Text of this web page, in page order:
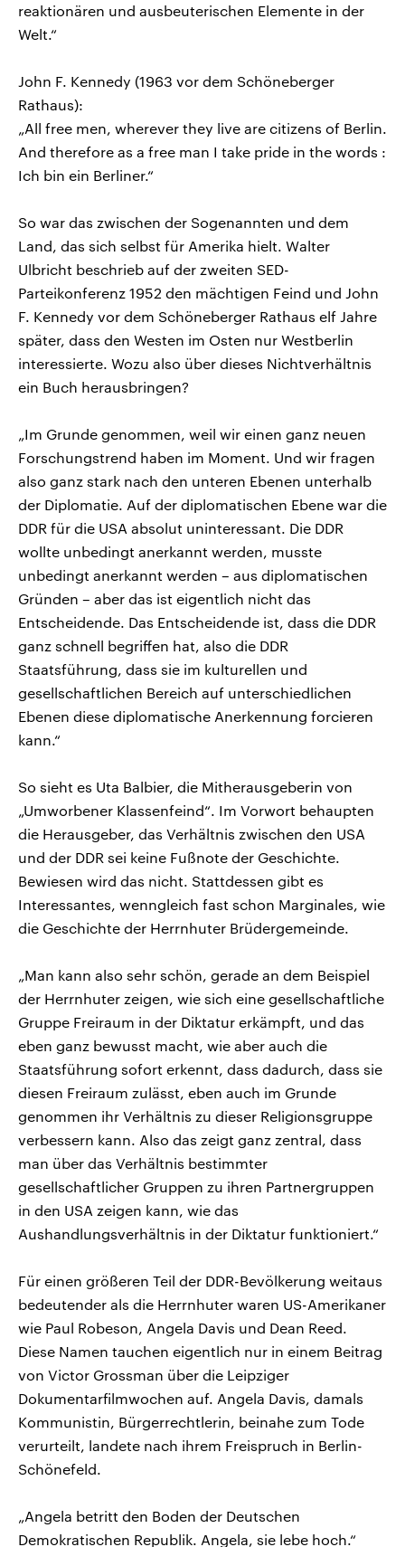
reaktionären und ausbeuterischen Elemente in der
Welt.“
John F. Kennedy (1963 vor dem Schöneberger
Rathaus):
„All free men, wherever they live are citizens of Berlin.
And therefore as a free man I take pride in the words :
Ich bin ein Berliner.“
So war das zwischen der Sogenannten und dem
Land, das sich selbst für Amerika hielt. Walter
Ulbricht beschrieb auf der zweiten SED-
Parteikonferenz 1952 den mächtigen Feind und John
F. Kennedy vor dem Schöneberger Rathaus elf Jahre
später, dass den Westen im Osten nur Westberlin
interessierte. Wozu also über dieses Nichtverhältnis
ein Buch herausbringen?
„Im Grunde genommen, weil wir einen ganz neuen
Forschungstrend haben im Moment. Und wir fragen
also ganz stark nach den unteren Ebenen unterhalb
der Diplomatie. Auf der diplomatischen Ebene war die
DDR für die USA absolut uninteressant. Die DDR
wollte unbedingt anerkannt werden, musste
unbedingt anerkannt werden – aus diplomatischen
Gründen – aber das ist eigentlich nicht das
Entscheidende. Das Entscheidende ist, dass die DDR
ganz schnell begriffen hat, also die DDR
Staatsführung, dass sie im kulturellen und
gesellschaftlichen Bereich auf unterschiedlichen
Ebenen diese diplomatische Anerkennung forcieren
kann.“
So sieht es Uta Balbier, die Mitherausgeberin von
„Umworbener Klassenfeind“. Im Vorwort behaupten
die Herausgeber, das Verhältnis zwischen den USA
und der DDR sei keine Fußnote der Geschichte.
Bewiesen wird das nicht. Stattdessen gibt es
Interessantes, wenngleich fast schon Marginales, wie
die Geschichte der Herrnhuter Brüdergemeinde.
„Man kann also sehr schön, gerade an dem Beispiel
der Herrnhuter zeigen, wie sich eine gesellschaftliche
Gruppe Freiraum in der Diktatur erkämpft, und das
eben ganz bewusst macht, wie aber auch die
Staatsführung sofort erkennt, dass dadurch, dass sie
diesen Freiraum zulässt, eben auch im Grunde
genommen ihr Verhältnis zu dieser Religionsgruppe
verbessern kann. Also das zeigt ganz zentral, dass
man über das Verhältnis bestimmter
gesellschaftlicher Gruppen zu ihren Partnergruppen
in den USA zeigen kann, wie das
Aushandlungsverhältnis in der Diktatur funktioniert.“
Für einen größeren Teil der DDR-Bevölkerung weitaus
bedeutender als die Herrnhuter waren US-Amerikaner
wie Paul Robeson, Angela Davis und Dean Reed.
Diese Namen tauchen eigentlich nur in einem Beitrag
von Victor Grossman über die Leipziger
Dokumentarfilmwochen auf. Angela Davis, damals
Kommunistin, Bürgerrechtlerin, beinahe zum Tode
verurteilt, landete nach ihrem Freispruch in Berlin-
Schönefeld.
„Angela betritt den Boden der Deutschen
Demokratischen Republik. Angela, sie lebe hoch.“